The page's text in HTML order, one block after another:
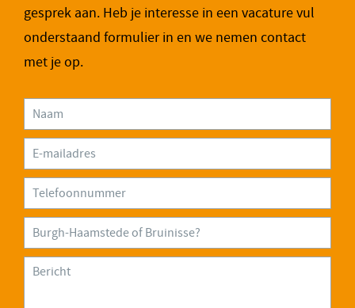
gesprek aan. Heb je interesse in een vacature vul
onderstaand formulier in en we nemen contact
met je op.